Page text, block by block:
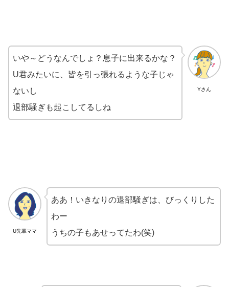
Yさん
いや～どうなんでしょ？息子に出来るかな？
U君みたいに、皆を引っ張れるような子じゃ
ないし
退部騒ぎも起こしてるしね
U先輩ママ
ああ！いきなりの退部騒ぎは、びっくりした
わー
うちの子もあせってたわ(笑)